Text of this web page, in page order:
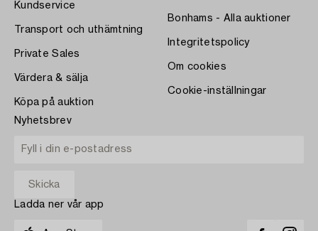
Kundservice
Transport och uthämtning
Private Sales
Värdera & sälja
Köpa på auktion
Bonhams - Alla auktioner
Integritetspolicy
Om cookies
Cookie-inställningar
Nyhetsbrev
Ladda ner vår app